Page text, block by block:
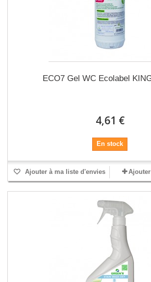
ECO7 Gel WC Ecolabel
4,61 €
En stock
Ajouter à ma liste d'envies